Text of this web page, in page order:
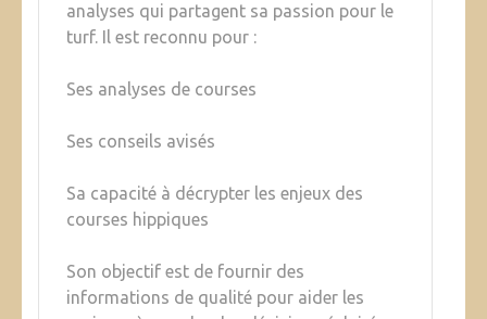
analyses qui partagent sa passion pour le
turf. Il est reconnu pour :
Ses analyses de courses
Ses conseils avisés
Sa capacité à décrypter les enjeux des
courses hippiques
Son objectif est de fournir des
informations de qualité pour aider les